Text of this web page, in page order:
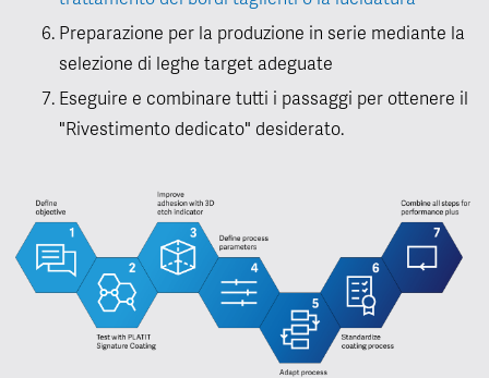
Preparazione per la produzione in serie mediante la
selezione di leghe target adeguate
Eseguire e combinare tutti i passaggi per ottenere il
"Rivestimento dedicato" desiderato.